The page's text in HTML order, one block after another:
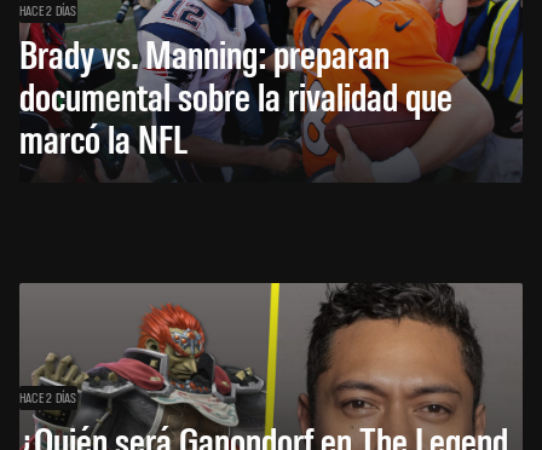
HACE 2 DÍAS
Brady vs. Manning: preparan
documental sobre la rivalidad que
marcó la NFL
HACE 2 DÍAS
¿Quién será Ganondorf en The Legend